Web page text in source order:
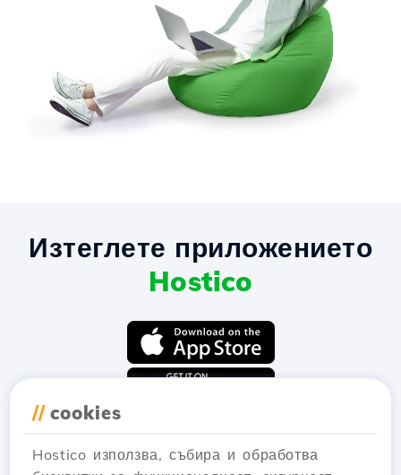
// cookies
Hostico използва, събира и обработва
Изтеглете приложението
Hostico